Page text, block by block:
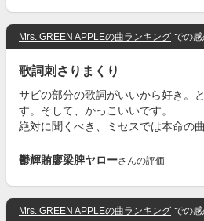
Mrs. GREEN APPLEの曲ランキング での
歌詞刺さりまくり
サビの部分の歌詞がいいから好き。
す。そして、かっこいいです。
絶対に聞くべき、ミセスでは本命の
鬱輝賄廖梁脾ヤローさんの評価
Mrs. GREEN APPLEの曲ランキング での